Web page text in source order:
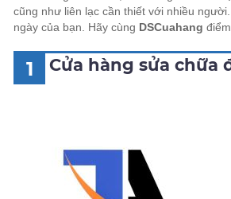
cũng như liên lạc cần thiết với nhiều
ngày của bạn. Hãy cùng DSCuahang
1 Cửa hàng sửa chữa